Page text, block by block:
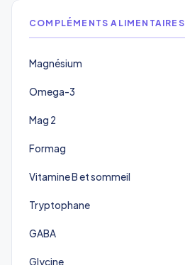
COMPLÉMENTS ALIMENTAIRES
Magnésium
Omega-3
Mag 2
Formag
Vitamine B et sommeil
Tryptophane
GABA
Glycine